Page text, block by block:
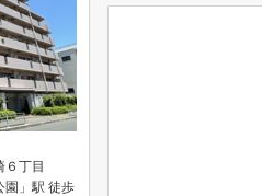
６丁目
園」駅 徒歩